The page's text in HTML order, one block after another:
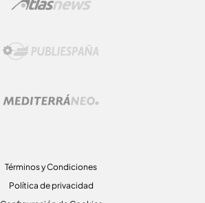
Términos y Condiciones
Política de privacidad